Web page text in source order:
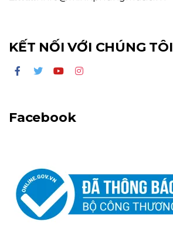
KẾT NỐI VỚI CHÚNG TÔI
Facebook